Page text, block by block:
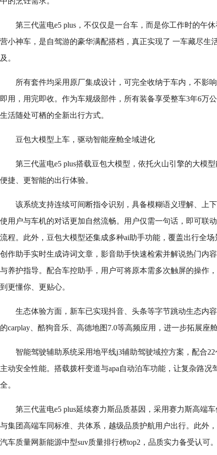
第三代蓝电e5 plus，不仅仅是一台车，而是你工作时的午
营小神车，是自驾游的豪华满配搭档，真正实现了 一车藏尽生
及。
所有套件均采用原厂集成设计，可完全收纳于车内，不影
即用，用完即收。作为车规级部件，所有装备享受整车3年6万
生活随处可栖的全新出行方式。
豆包大模型上车，驱动智能座舱全域进化
第三代蓝电e5 plus搭载豆包大模型，依托火山引擎的大模
便捷、更智能的出行体验。
该系统支持连续可间断指令识别，具备模糊语义理解、上
使用户与车机的对话更加自然流畅。用户仅需一句话，即可联
流程。此外，豆包大模型还集成多种ai助手功能，覆盖出行全
创作助手实时生成诗词文章，影音助手快速检索并解说热门内
与养护指导。配合车控助手，用户可将原本需多次触屏的操作
到更懂你、更贴心。
生态体验方面，新车已实现抖音、头条等字节跳动生态内
的carplay、酷狗音乐、高德地图7.0等高频应用，进一步拓展座
智能驾驶辅助系统采用地平线j3辅助驾驶域控方案，配合
主动安全性能。搭载拨杆变道与apa自动泊车功能，让复杂路况
全。
第三代蓝电e5 plus延续赛力斯品质基因，采用赛力斯高端
与集团高端车同标准、共体系，越级品质护航用户出行。此外
汽车质量网新能源中型suv质量排行榜top2，品质实力备受认可